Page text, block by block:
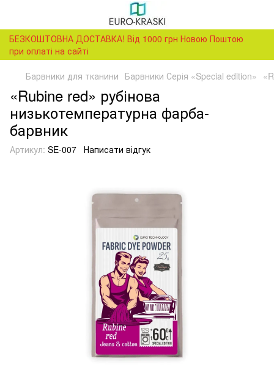
БЕЗКОШТОВНА ДОСТАВКА! Від 1000 грн Новою Поштою
при оплаті на сайті
Барвники для тканини Барвники Серія «Special edition»
«Rubine red» рубінова
низькотемпературна фарба-
барвник
Артикул: SE-007 Написати відгук